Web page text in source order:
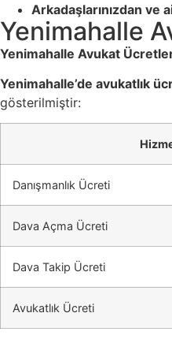
Arkadaşlarınızdan ve
Yenimahalle
Yenimahalle Avukat
Yenimahalle’de avukatlık
gösterilmiştir:
Danışmanlık Ücreti
Dava Açma Ücreti
Dava Takip Ücreti
Avukatlık Ücreti